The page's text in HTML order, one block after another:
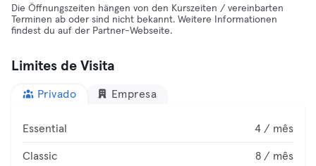
Die Öffnungszeiten hängen von den Kurszeiten / vereinbarten
Terminen ab oder sind nicht bekannt. Weitere Informationen
findest du auf der Partner-Webseite.
Limites de Visita
Privado Empresa
Essential 4 / mês
Classic 8 / mês